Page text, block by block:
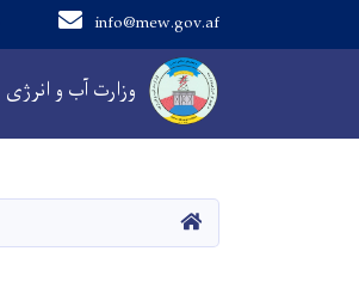
وزارت آب و انرژی
info@mew.gov.af
Main navigation
خانه